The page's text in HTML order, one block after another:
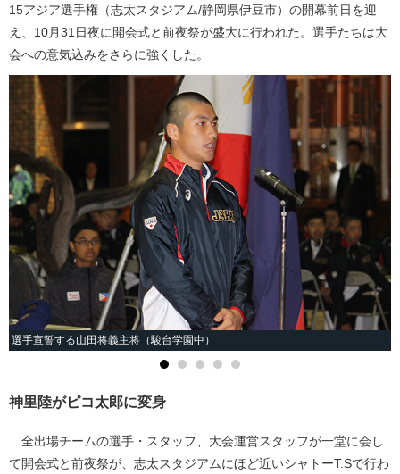
15アジア選手権（志太スタジアム/静岡県伊豆市）の開幕前日を迎
え、10月31日夜に開会式と前夜祭が盛大に行われた。選手たちは大
会への意気込みをさらに強くした。
選手宣誓する山田将義主将（駿台学園中）
神里陸がピコ太郎に変身
全出場チームの選手・スタッフ、大会運営スタッフが一堂に会し
て開会式と前夜祭が、志太スタジアムにほど近いシャトーT.Sで行わ